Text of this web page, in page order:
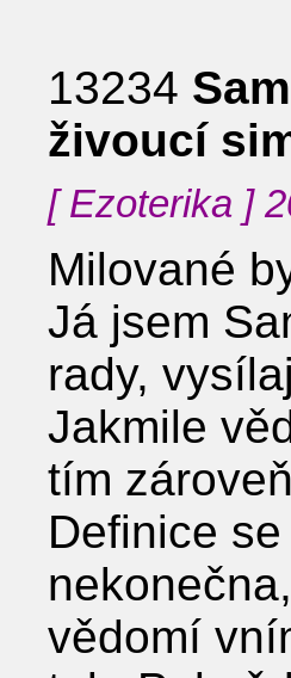
13234
živoucí
[ Ezoterika ]
Milované
Já jsem
rady,
Jakmile
tím
Definice
vědomí